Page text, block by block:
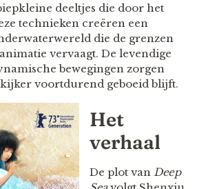
deeltjes die door het
technieken creëren een
die de grenzen
vervaagt. De levendige
bewegingen zorgen
voortdurend geboeid blijft.
Het
verhaal
De plot van Deep